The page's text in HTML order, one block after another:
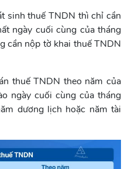
sinh thuế TNDN thì chỉ cần
ngày cuối cùng của tháng
cần nộp tờ khai thuế TNDN
thuế TNDN theo năm của
ngày cuối cùng của tháng
dương lịch hoặc năm tài